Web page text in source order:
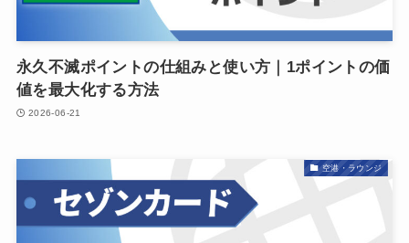
永久不滅ポイントの仕組みと使い方｜1ポイントの価
値を最大化する方法
2026-06-21
空港・ラウンジ